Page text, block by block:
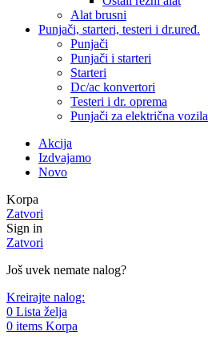
Alat brusni
Punjači, starteri, testeri i dr.uređ.
Punjači
Punjači i starteri
Starteri
Dc/ac konvertori
Testeri i dr. oprema
Punjači za električna vozila
Akcija
Izdvajamo
Novo
Korpa
Zatvori
Sign in
Zatvori
Još uvek nemate nalog?
Kreirajte nalog:
0 Lista želja
0 items Korpa